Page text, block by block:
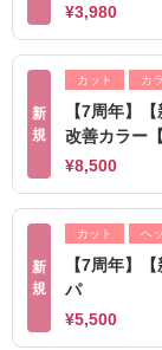
¥3,980
新
規
カット カ
【7周年】
改善カラー
¥8,500
新
規
カット ヘ
【7周年】
パ
¥5,500